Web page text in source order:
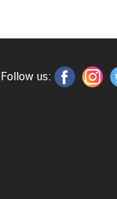
Follow us: